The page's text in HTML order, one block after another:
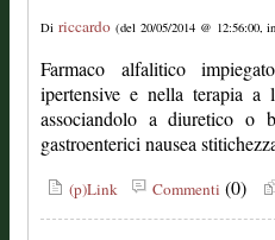
Di riccardo (del 20/05/2014 @ 12:56:00, in
Farmaco alfalitico
ipertensive e nella terapia a
associandolo a diuretico o
gastroenterici nausea
(p)Link Commenti (0)